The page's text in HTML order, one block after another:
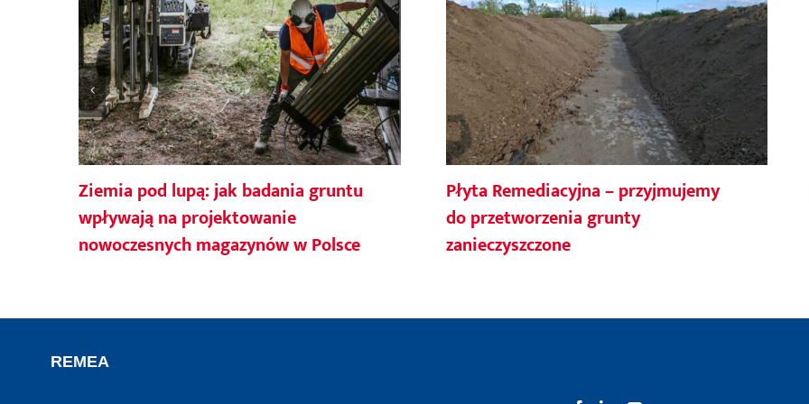
Ziemia pod lupą: jak badania gruntu
wpływają na projektowanie
nowoczesnych magazynów w Polsce
Płyta Remediacyjna – przyjmujemy
do przetworzenia grunty
zanieczyszczone
REMEA